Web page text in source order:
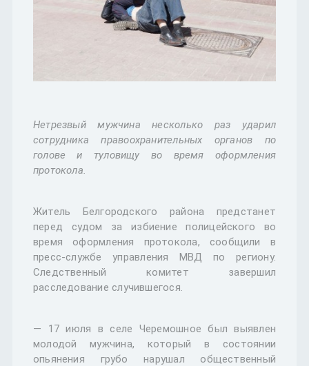
Нетрезвый мужчина несколько раз ударил
сотрудника правоохранительных органов по
голове и туловищу во время оформления
протокола.
Житель Белгородского района предстанет
перед судом за избиение полицейского во
время оформления протокола, сообщили в
пресс-службе управления МВД по региону.
Следственный комитет завершил
расследование случившегося.
— 17 июля в селе Черемошное был выявлен
молодой мужчина, который в состоянии
опьянения грубо нарушал общественный